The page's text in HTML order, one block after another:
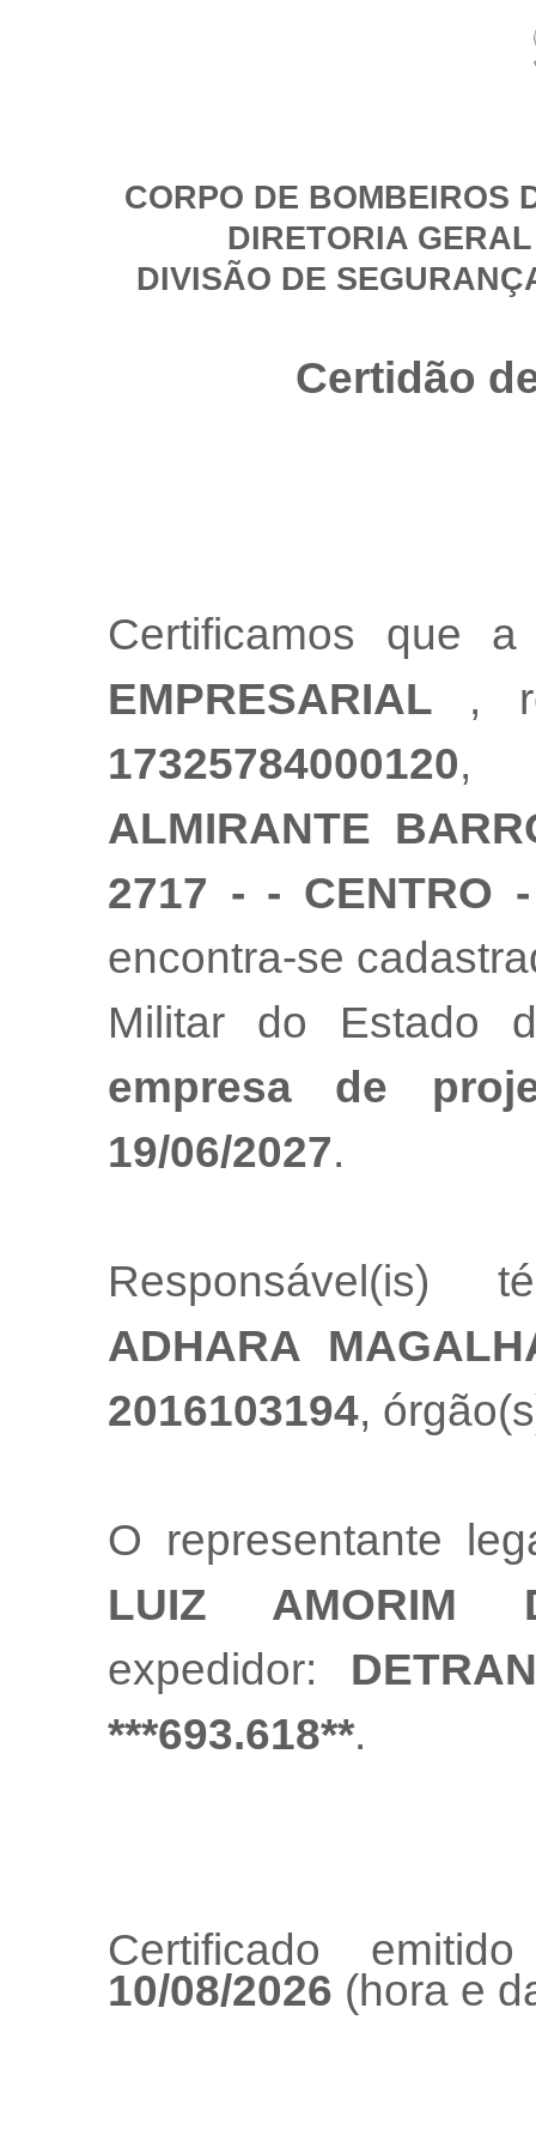
CORPO DE BOMBEIROS
DIRETORIA
DIVISÃO DE
Certidão
Certificamos que
EMPRESARIAL ,
17325784000120,
ALMIRANTE
2717 - - CENTRO
encontra-se
Militar do Estado
empresa de
19/06/2027.
Responsável(is)
ADHARA
2016103194,
O representante
LUIZ AMORIM
expedidor:
***693.618**.
Certificado
10/08/2026 (hora e